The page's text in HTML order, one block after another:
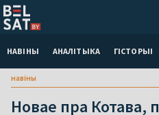
НАВІНЫ АНАЛІТЫКА ГІСТОРЫІ
навіны
Новае пра Котава,